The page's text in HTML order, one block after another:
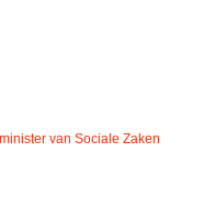
van Sociale Zaken